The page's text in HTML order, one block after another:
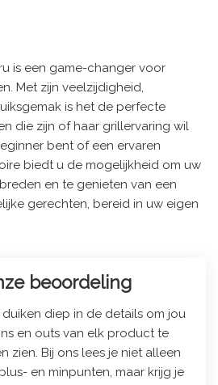
is een game-changer voor
Met zijn veelzijdigheid,
is het de perfecte
die zijn of haar grillervaring wil
bent of een ervaren
biedt u de mogelijkheid om uw
en te genieten van een
gerechten, bereid in uw eigen
beoordeling
duiken diep in de details om jou
en outs van elk product te
zien. Bij ons lees je niet alleen
en minpunten, maar krijg je